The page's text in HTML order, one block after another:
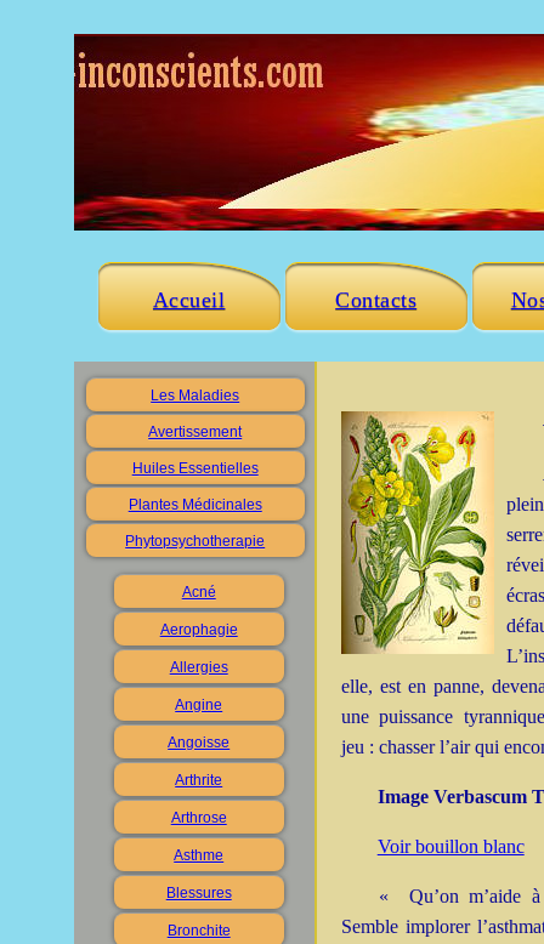
Accueil Contacts
Les Maladies
Avertissement
Huiles Essentielles
Plantes Médicinales
Phytopsychotherapie
Acné
Aerophagie
Allergies
Angine
Angoisse
Arthrite
Arthrose
Asthme
Blessures
Bronchite
elle, est en panne,
une puissance
jeu : chasser l’air qui
Image Verbascum
Voir bouillon blanc
« Qu’on m’aide
Semble implorer